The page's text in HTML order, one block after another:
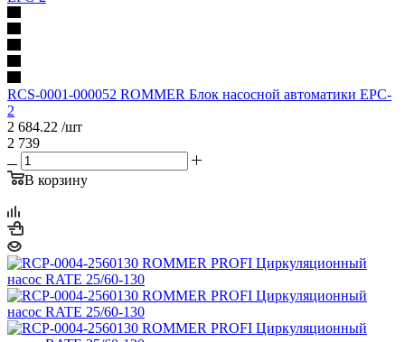
RCS-0001-000052 ROMMER Блок насосной автоматики EPC-
2
2 684.22 /шт
2 739
В корзину